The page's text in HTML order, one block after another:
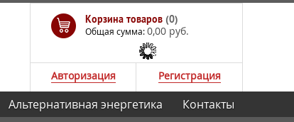
Корзина товаров (0)
Общая сумма:0,00 руб.
Авторизация Регистрация
Альтернативная энергетика Контакты